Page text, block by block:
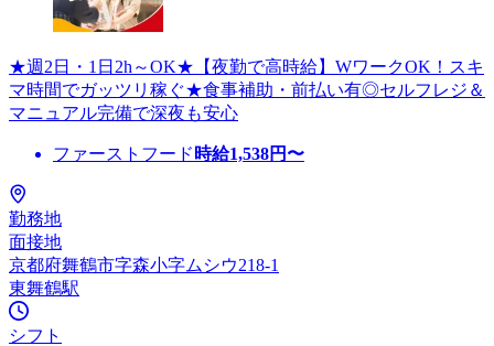
★週2日・1日2h～OK★【夜勤で高時給】WワークOK！スキ
マ時間でガッツリ稼ぐ★食事補助・前払い有◎セルフレジ＆
マニュアル完備で深夜も安心
ファーストフード 時給1,538円〜
勤務地
面接地
京都府舞鶴市字森小字ムシウ218-1
東舞鶴駅
シフト